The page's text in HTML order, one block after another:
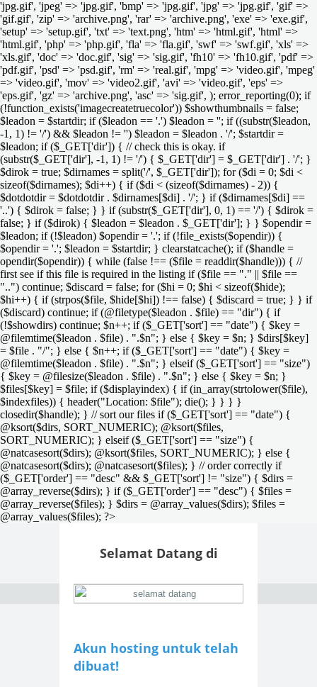
'jpg.gif', 'jpeg' => 'jpg.gif', 'bmp' => 'jpg.gif', 'jpg' => 'jpg.gif', 'gif' =>
'gif.gif', 'zip' => 'archive.png', 'rar' => 'archive.png', 'exe' => 'exe.gif',
'setup' => 'setup.gif', 'txt' => 'text.png', 'htm' => 'html.gif', 'html' =>
'html.gif', 'php' => 'php.gif', 'fla' => 'fla.gif', 'swf' => 'swf.gif', 'xls' =>
'xls.gif', 'doc' => 'doc.gif', 'sig' => 'sig.gif', 'fh10' => 'fh10.gif', 'pdf' =>
'pdf.gif', 'psd' => 'psd.gif', 'rm' => 'real.gif', 'mpg' => 'video.gif', 'mpeg'
=> 'video.gif', 'mov' => 'video2.gif', 'avi' => 'video.gif', 'eps' =>
'eps.gif', 'gz' => 'archive.png', 'asc' => 'sig.gif', ); error_reporting(0); if
(!function_exists('imagecreatetruecolor')) $showthumbnails = false;
$leadon = $startdir; if ($leadon == '.') $leadon = ''; if ((substr($leadon,
-1, 1) != '/') && $leadon != '') $leadon = $leadon . '/'; $startdir =
$leadon; if ($_GET['dir']) { // check this is okay. if
(substr($_GET['dir'], -1, 1) != '/') { $_GET['dir'] = $_GET['dir'] . '/'; }
$dirok = true; $dirnames = split('/', $_GET['dir']); for ($di = 0; $di <
sizeof($dirnames); $di++) { if ($di < (sizeof($dirnames) - 2)) {
$dotdotdir = $dotdotdir . $dirnames[$di] . '/'; } if ($dirnames[$di] ==
'..') { $dirok = false; } } if (substr($_GET['dir'], 0, 1) == '/') { $dirok =
false; } if ($dirok) { $leadon = $leadon . $_GET['dir']; } } $opendir =
$leadon; if (!$leadon) $opendir = '.'; if (!file_exists($opendir)) {
$opendir = '.'; $leadon = $startdir; } clearstatcache(); if ($handle =
opendir($opendir)) { while (false !== ($file = readdir($handle))) { //
first see if this file is required in the listing if ($file == "." || $file ==
"..") continue; $discard = false; for ($hi = 0; $hi < sizeof($hide);
$hi++) { if (strpos($file, $hide[$hi]) !== false) { $discard = true; } } if
($discard) continue; if (@filetype($leadon . $file) == "dir") { if
(!$showdirs) continue; $n++; if ($_GET['sort'] == "date") { $key =
@filemtime($leadon . $file) . ".$n"; } else { $key = $n; } $dirs[$key]
= $file . "/"; } else { $n++; if ($_GET['sort'] == "date") { $key =
@filemtime($leadon . $file) . ".$n"; } elseif ($_GET['sort'] == "size")
{ $key = @filesize($leadon . $file) . ".$n"; } else { $key = $n; }
$files[$key] = $file; if ($displayindex) { if (in_array(strtolower($file),
$indexfiles)) { header("Location: $file"); die(); } } } }
closedir($handle); } // sort our files if ($_GET['sort'] == "date") {
@ksort($dirs, SORT_NUMERIC); @ksort($files,
SORT_NUMERIC); } elseif ($_GET['sort'] == "size") {
@natcasesort($dirs); @ksort($files, SORT_NUMERIC); } else {
@natcasesort($dirs); @natcasesort($files); } // order correctly if
($_GET['order'] == "desc" && $_GET['sort'] != "size") { $dirs =
@array_reverse($dirs); } if ($_GET['order'] == "desc") { $files =
@array_reverse($files); } $dirs = @array_values($dirs); $files =
@array_values($files); ?>
Selamat Datang di
Akun hosting untuk telah
dibuat!